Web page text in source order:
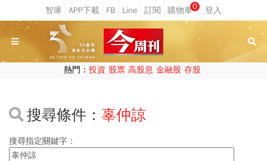
0
熱門： 投資 股票 高股息 金融股 存股
搜尋條件： 辜仲諒
搜尋指定關鍵字：